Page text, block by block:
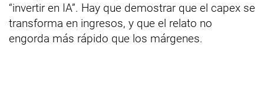
“invertir en IA”. Hay que demostrar que el capex se
transforma en ingresos, y que el relato no
engorda más rápido que los márgenes.